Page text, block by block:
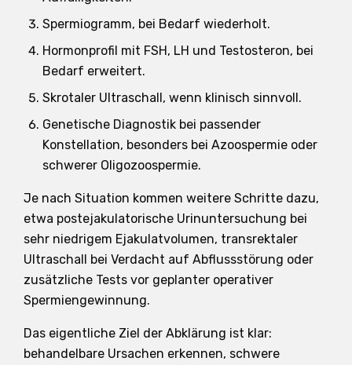
Spermiogramm, bei Bedarf wiederholt.
Hormonprofil mit FSH, LH und Testosteron, bei
Bedarf erweitert.
Skrotaler Ultraschall, wenn klinisch sinnvoll.
Genetische Diagnostik bei passender
Konstellation, besonders bei Azoospermie oder
schwerer Oligozoospermie.
Je nach Situation kommen weitere Schritte dazu,
etwa postejakulatorische Urinuntersuchung bei
sehr niedrigem Ejakulatvolumen, transrektaler
Ultraschall bei Verdacht auf Abflussstörung oder
zusätzliche Tests vor geplanter operativer
Spermiengewinnung.
Das eigentliche Ziel der Abklärung ist klar:
behandelbare Ursachen erkennen, schwere